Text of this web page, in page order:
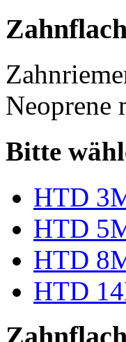
Neoprene
Bitte
HTD
HTD
HTD
HTD